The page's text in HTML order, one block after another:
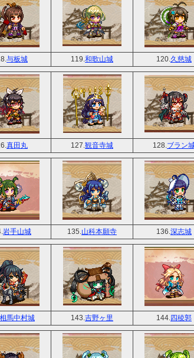
与板城 119. 和歌山城 120. 久慈城
真田丸 127. 観音寺城 128. ブラン
岩手山城 135. 山科本願寺 136. 深志城
相馬中村城 143. 吉野ヶ里 144. 四稜郭